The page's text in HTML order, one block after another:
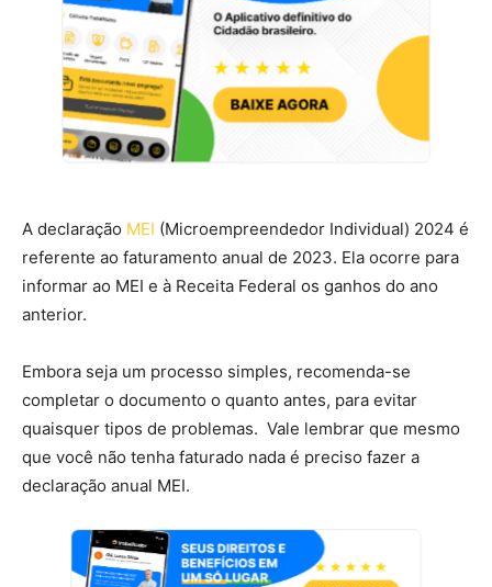
A declaração MEI (Microempreendedor Individual) 2024 é
referente ao faturamento anual de 2023. Ela ocorre para
informar ao MEI e à Receita Federal os ganhos do ano
anterior.
Embora seja um processo simples, recomenda-se
completar o documento o quanto antes, para evitar
quaisquer tipos de problemas. Vale lembrar que mesmo
que você não tenha faturado nada é preciso fazer a
declaração anual MEI.